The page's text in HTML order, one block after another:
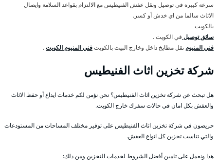
سرعة كبيرة في توصيل ونقل عفش الفنيطيس مع الالتزام بقواعد السلامة وايصال
الاثاث سالما من اي خدش أو كسر.
بالكويت
سائق توصيل في الكويت .
فني المنيومنقل مطابخ داخل وخارج البيت بالكويتفني المنيوم الكويت.
شركة تخزين اثاث الفنيطيس
هل تبحث عن شركة تخزين اثاث الفنيطيس؟ نحن نؤمن لكم خدمات ايداع أو حفظ الاثاث
والعفش بكل امان في حالات سفرك خارج الكويت.
حريصون في شركة تخزين اثاث الفنيطيس على توفير مختلف المساحات من المستودعات
والتي تناسب تخزين كل انواع العفش.
هذا ونعمل على تامين أفضل الشروط لخدمات التخزين ومن ذلك: